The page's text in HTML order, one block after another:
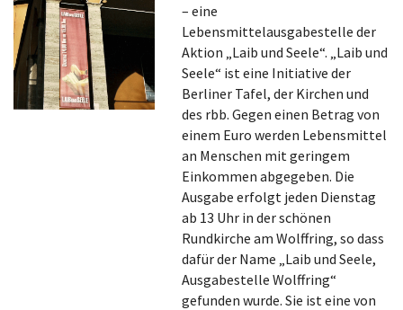
– eine
Lebensmittelausgabestelle der
Aktion „Laib und Seele“. „Laib und
Seele“ ist eine Initiative der
Berliner Tafel, der Kirchen und
des rbb. Gegen einen Betrag von
einem Euro werden Lebensmittel
an Menschen mit geringem
Einkommen abgegeben. Die
Ausgabe erfolgt jeden Dienstag
ab 13 Uhr in der schönen
Rundkirche am Wolffring, so dass
dafür der Name „Laib und Seele,
Ausgabestelle Wolffring“
gefunden wurde. Sie ist eine von